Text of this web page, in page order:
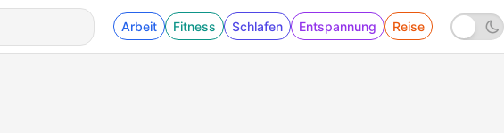
Arbeit Fitness Schlafen Entspannung Reise